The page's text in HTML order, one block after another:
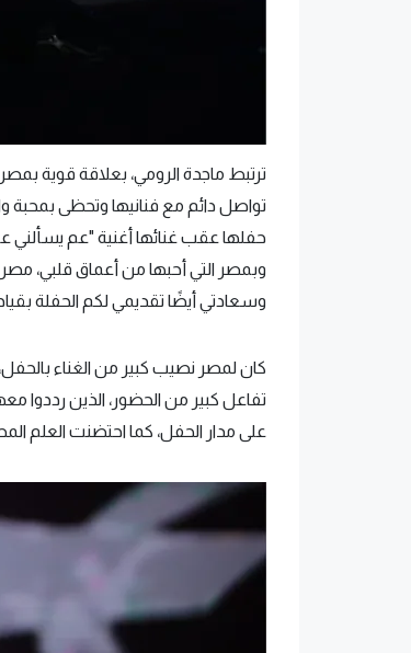
ترتبط ماجدة الرومي، بعلاقة قوية
تواصل دائم مع فنانيها وتحظى
حفلها عقب غنائها أغنية "عم يسألني
وبمصر التي أحبها من أعماق قلبي،
وسعادتي أيضًا تقديمي لكم الحفلة
كان لمصر نصيب كبير من الغناء
تفاعل كبير من الحضور، الذين رددوا
على مدار الحفل، كما احتضنت العلم